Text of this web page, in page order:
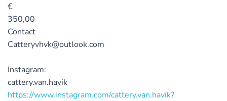
€
350,00
Contact
Catteryvhvk@outlook.com
Instagram:
cattery.van.havik
https://www.instagram.com/cattery.van.havik?